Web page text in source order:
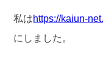
私はhttps://kaiun-
にしました。